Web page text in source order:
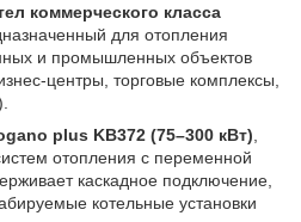
коммерческого класса
для отопления
и промышленных объектов
центры, торговые комплексы,
plus KB372 (75–300 кВт)
отопления с переменной
каскадное подключение,
котельные установки